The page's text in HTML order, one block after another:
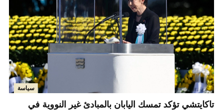
سياسة
تاكايتشي تؤكد تمسك اليابان بالمبادئ غير النووية في